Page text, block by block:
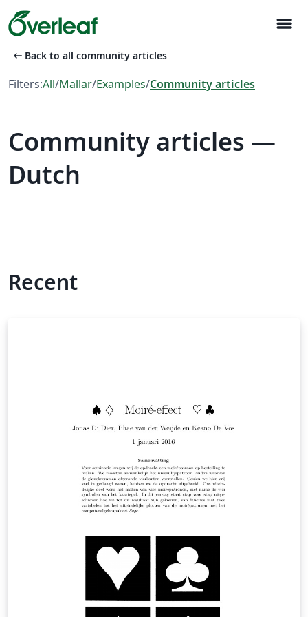
menu
arrow_left_alt Back to all community articles
Filters:All/Mallar/Examples/Community articles
Community articles —
Dutch
Recent